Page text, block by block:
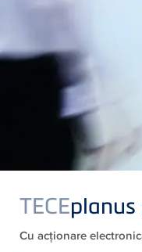
TECE
Cu acţionare